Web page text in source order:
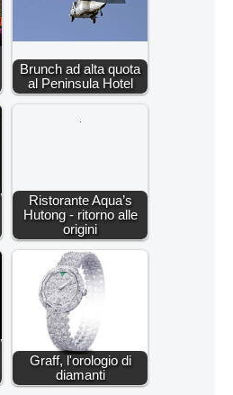
Brunch ad alta quota
al Peninsula Hotel
Ristorante Aqua’s
Hutong - ritorno alle
origini
Graff, l'orologio di
diamanti